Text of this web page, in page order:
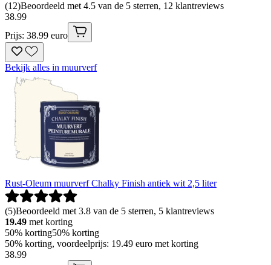
(12)Beoordeeld met 4.5 van de 5 sterren, 12 klantreviews
38.99
Prijs: 38.99 euro
Bekijk alles in muurverf
Rust-Oleum muurverf Chalky Finish antiek wit 2,5 liter
(5)Beoordeeld met 3.8 van de 5 sterren, 5 klantreviews
19.49 met korting
50% korting50% korting
50% korting, voordeelprijs: 19.49 euro met korting
38.99